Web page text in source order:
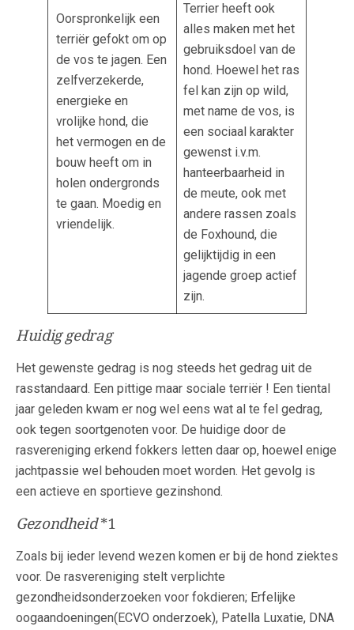
Oorspronkelijk een
terriër gefokt om op
de vos te jagen. Een
zelfverzekerde,
energieke en
vrolijke hond, die
het vermogen en de
bouw heeft om in
holen ondergronds
te gaan. Moedig en
vriendelijk.
Terrier heeft ook
alles maken met het
gebruiksdoel van de
hond. Hoewel het ras
fel kan zijn op wild,
met name de vos, is
een sociaal karakter
gewenst i.v.m.
hanteerbaarheid in
de meute, ook met
andere rassen zoals
de Foxhound, die
gelijktijdig in een
jagende groep actief
zijn.
Huidig gedrag
Het gewenste gedrag is nog steeds het gedrag uit de
rasstandaard. Een pittige maar sociale terriër ! Een tiental
jaar geleden kwam er nog wel eens wat al te fel gedrag,
ook tegen soortgenoten voor. De huidige door de
rasvereniging erkend fokkers letten daar op, hoewel enige
jachtpassie wel behouden moet worden. Het gevolg is
een actieve en sportieve gezinshond.
Gezondheid*1
Zoals bij ieder levend wezen komen er bij de hond ziektes
voor. De rasvereniging stelt verplichte
gezondheidsonderzoeken voor fokdieren; Erfelijke
oogaandoeningen(ECVO onderzoek), Patella Luxatie, DNA